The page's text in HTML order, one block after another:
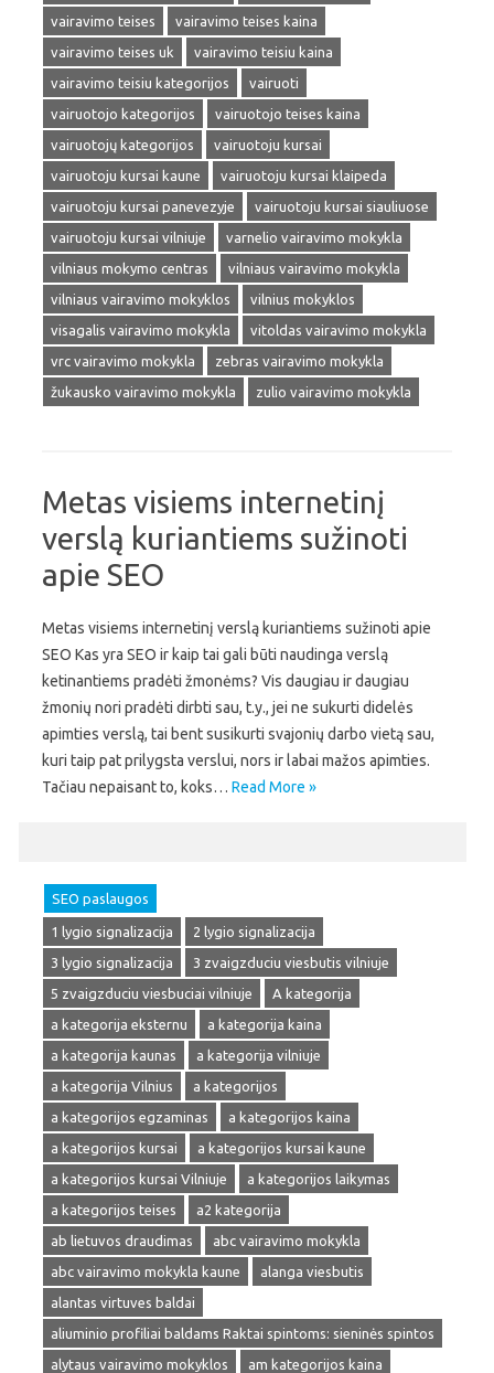
vairavimo teises
vairavimo teises kaina
vairavimo teises uk
vairavimo teisiu kaina
vairavimo teisiu kategorijos
vairuoti
vairuotojo kategorijos
vairuotojo teises kaina
vairuotojų kategorijos
vairuotoju kursai
vairuotoju kursai kaune
vairuotoju kursai klaipeda
vairuotoju kursai panevezyje
vairuotoju kursai siauliuose
vairuotoju kursai vilniuje
varnelio vairavimo mokykla
vilniaus mokymo centras
vilniaus vairavimo mokykla
vilniaus vairavimo mokyklos
vilnius mokyklos
visagalis vairavimo mokykla
vitoldas vairavimo mokykla
vrc vairavimo mokykla
zebras vairavimo mokykla
žukausko vairavimo mokykla
zulio vairavimo mokykla
Metas visiems internetinį
verslą kuriantiems sužinoti
apie SEO
Metas visiems internetinį verslą kuriantiems sužinoti apie
SEO Kas yra SEO ir kaip tai gali būti naudinga verslą
ketinantiems pradėti žmonėms? Vis daugiau ir daugiau
žmonių nori pradėti dirbti sau, t.y., jei ne sukurti didelės
apimties verslą, tai bent susikurti svajonių darbo vietą sau,
kuri taip pat prilygsta verslui, nors ir labai mažos apimties.
Tačiau nepaisant to, koks… Read More »
SEO paslaugos
1 lygio signalizacija
2 lygio signalizacija
3 lygio signalizacija
3 zvaigzduciu viesbutis vilniuje
5 zvaigzduciu viesbuciai vilniuje
A kategorija
a kategorija eksternu
a kategorija kaina
a kategorija kaunas
a kategorija vilniuje
a kategorija Vilnius
a kategorijos
a kategorijos egzaminas
a kategorijos kaina
a kategorijos kursai
a kategorijos kursai kaune
a kategorijos kursai Vilniuje
a kategorijos laikymas
a kategorijos teises
a2 kategorija
ab lietuvos draudimas
abc vairavimo mokykla
abc vairavimo mokykla kaune
alanga viesbutis
alantas virtuves baldai
aliuminio profiliai baldams Raktai spintoms: sieninės spintos
alytaus vairavimo mokyklos
am kategorijos kaina